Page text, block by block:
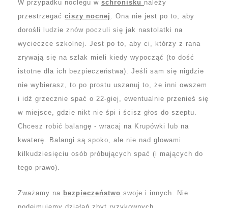
W przypadku noclegu w schronisku należy
przestrzegać ciszy nocnej
. Ona nie jest po to, aby
dorośli ludzie znów poczuli się jak nastolatki na
wycieczce szkolnej. Jest po to, aby ci, którzy z rana
zrywają się na szlak mieli kiedy wypocząć (to dość
istotne dla ich bezpieczeństwa). Jeśli sam się nigdzie
nie wybierasz, to po prostu uszanuj to, że inni owszem
i idź grzecznie spać o 22-giej, ewentualnie przenieś się
w miejsce, gdzie nikt nie śpi i ścisz głos do szeptu.
Chcesz robić balangę - wracaj na Krupówki lub na
kwaterę. Balangi są spoko, ale nie nad głowami
kilkudziesięciu osób próbujących spać (i mających do
tego prawo).
Zważamy na bezpieczeństwo swoje i innych. Nie